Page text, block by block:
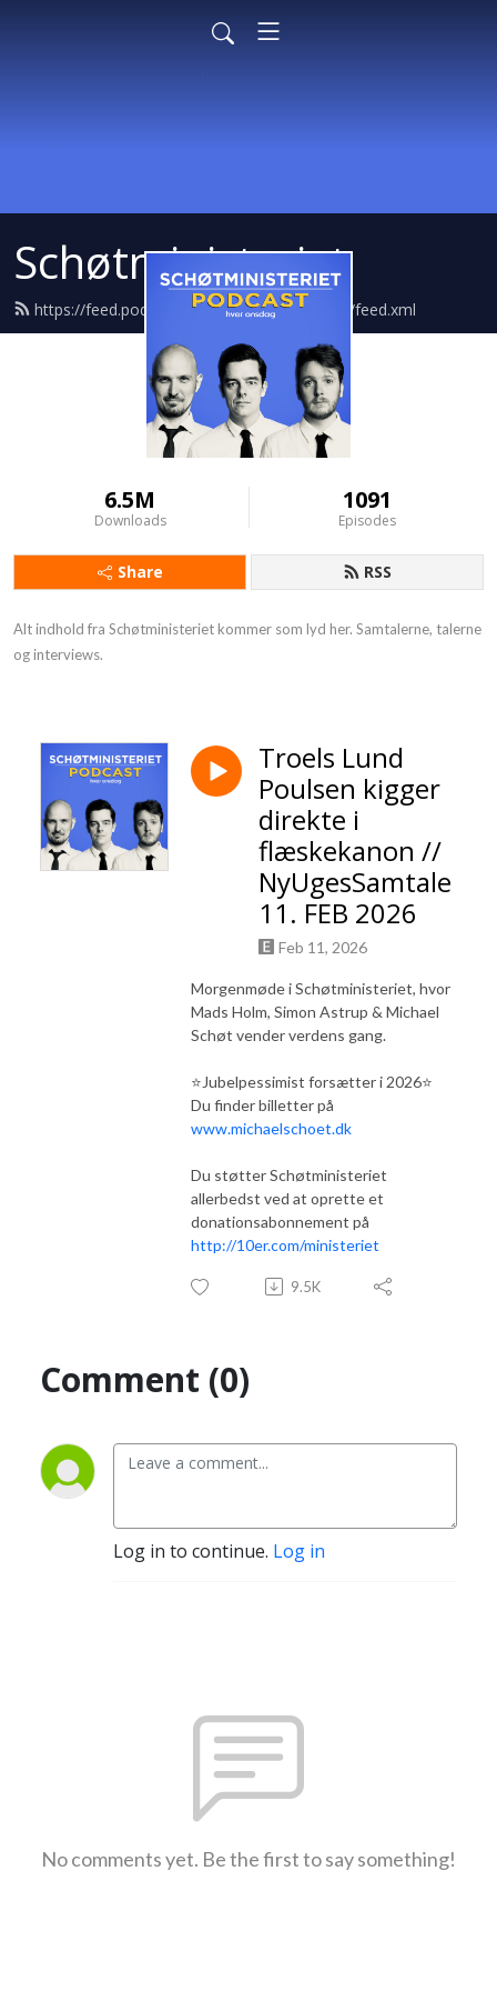
Schøtministeriet
https://feed.podbean.com/schoetministeriet/feed.xml
6.5M
Downloads
1091
Episodes
Share RSS
Alt indhold fra Schøtministeriet kommer som lyd her. Samtalerne, talerne
og interviews.
Troels Lund
Poulsen kigger
direkte i
flæskekanon //
NyUgesSamtale
11. FEB 2026
Feb 11, 2026
Morgenmøde i Schøtministeriet, hvor
Mads Holm, Simon Astrup & Michael
Schøt vender verdens gang.
⭐️Jubelpessimist forsætter i 2026⭐️
Du finder billetter på
www.michaelschoet.dk
Du støtter Schøtministeriet
allerbedst ved at oprette et
donationsabonnement på
http://10er.com/ministeriet
9.5K
Comment (0)
Log in to continue. Log in
No comments yet. Be the first to say something!